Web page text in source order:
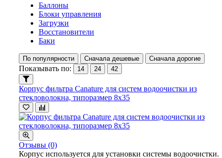
Баллоны
Блоки управления
Загрузки
Восстановители
Баки
По популярности Сначала дешевые Сначала дорогие
Показывать по: 14 24 42
Корпус фильтра Canature для систем водоочистки из
стекловолокна, типоразмер 8х35
Отзывы (0)
Корпус используется для установки системы водоочистки.